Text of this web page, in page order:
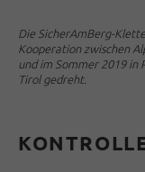
Die SicherAmBerg-
Kooperation zwischen
und im Sommer 2019 in
Tirol gedreht.